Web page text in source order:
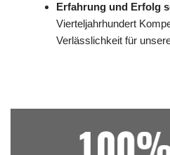
Erfahrung und Erfolg
Vierteljahrhundert
Verlässlichkeit für